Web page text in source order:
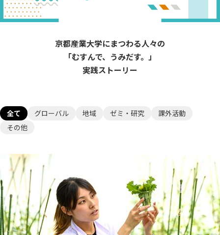
京都産業大学にまつわる人々の
「むすんで、うみだす。」
実践ストーリー
全て グローバル 地域 ゼミ・研究
課外活動
その他